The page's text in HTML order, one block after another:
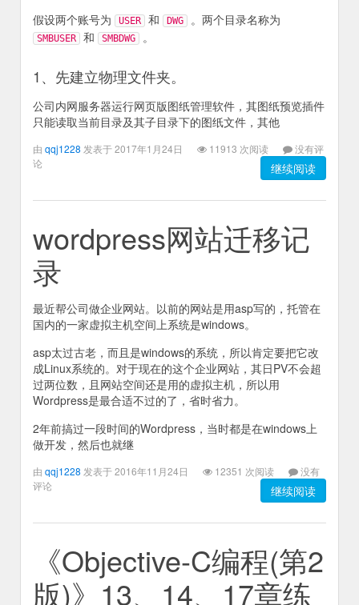
假设两个账号为
USER 和 DWG 。两个目录名称为
SMBUSER 和 SMBDWG 。
1、先建立物理文件夹。
公司内网服务器运行网页版图纸管理软件，其图纸预览插件
只能读取当前目录及其子目录下的图纸文件，其他
由 qqj1228 发表于 2017年1月24日 11913 次阅读
没有评
论
继续阅读
wordpress网站迁移记
录
最近帮公司做企业网站。以前的网站是用asp写的，托管在
国内的一家虚拟主机空间上系统是windows。
asp太过古老，而且是windows的系统，所以肯定要把它改
成Linux系统的。对于现在的这个企业网站，其日PV不会超
过两位数，且网站空间还是用的虚拟主机，所以用
Wordpress是最合适不过的了，省时省力。
2年前搞过一段时间的Wordpress，当时都是在windows上
做开发，然后也就继
由 qqj1228 发表于 2016年11月24日 12351 次阅读
没有
评论
继续阅读
《Objective-C编程(第2
版)》13、14、17章练